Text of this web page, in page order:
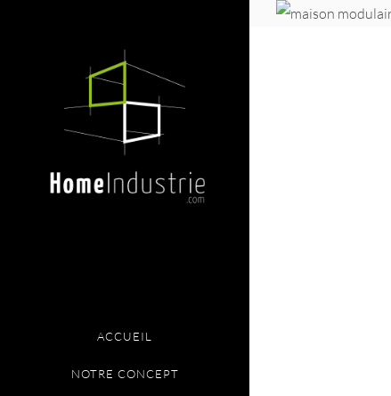
ACCUEIL
NOTRE CONCEPT